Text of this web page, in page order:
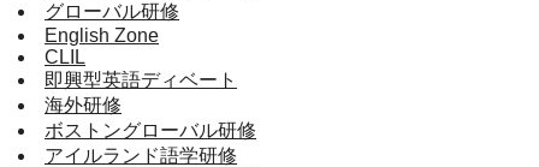
グローバル研修
English Zone
CLIL
即興型英語ディベート
海外研修
ボストングローバル研修
アイルランド語学研修